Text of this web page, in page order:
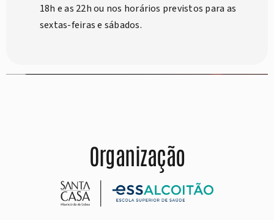
18h e as 22h ou nos horários previstos para as
sextas-feiras e sábados.
Organização